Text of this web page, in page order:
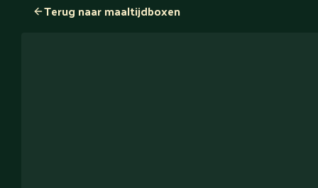
Terug naar maaltijdboxen